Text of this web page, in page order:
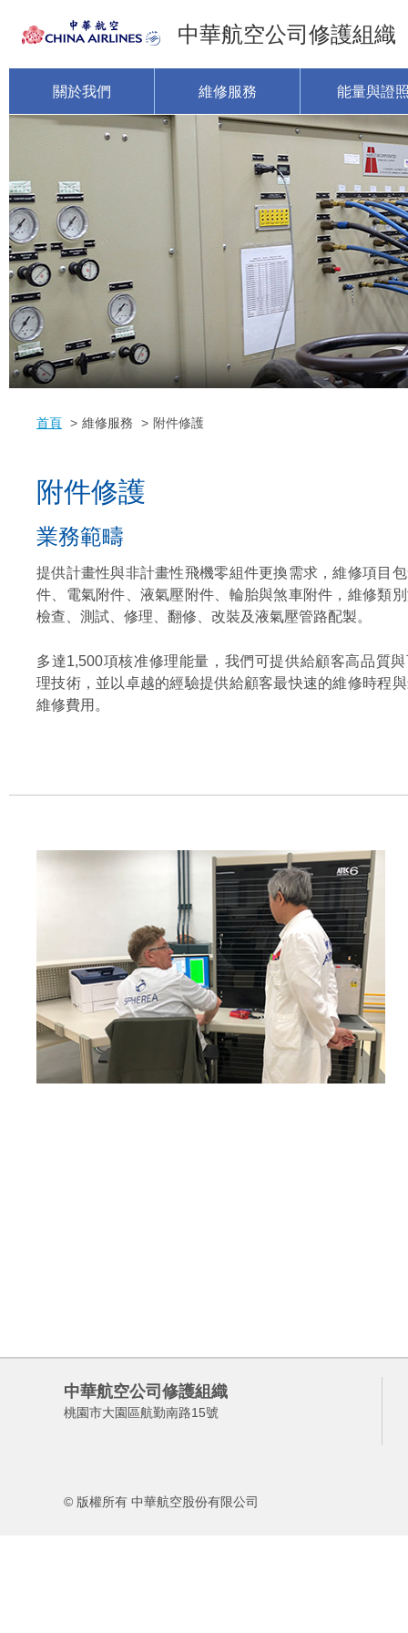
中華航空公司修護組織
關於我們 維修服務 能量與證
首頁 維修服務 附件修護
附件修護
業務範疇
提供計畫性與非計畫性飛機零組件更換需求，維修項目
件、電氣附件、液氣壓附件、輪胎與煞車附件，維修類
檢查、測試、修理、翻修、改裝及液氣壓管路配製。
多達1,500項核准修理能量，我們可提供給顧客高品質
理技術，並以卓越的經驗提供給顧客最快速的維修時程
維修費用。
中華航空公司修護組織
桃園市大園區航勤南路15號
© 版權所有 中華航空股份有限公司